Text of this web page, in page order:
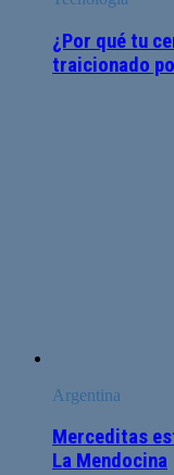
¿Por qué tu
traicionado
Argentina
Merceditas
La Mendocina